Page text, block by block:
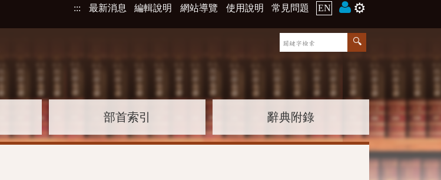
::: 最新消息 編輯說明 網站導覽 使用說明 常見問題 EN ⚙️
部首索引 辭典附錄